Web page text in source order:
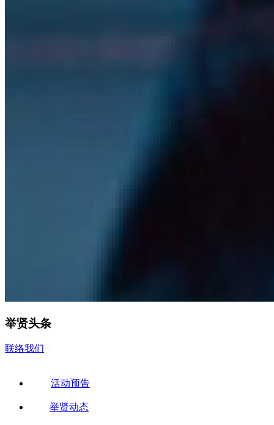
举贤头条
联络我们
活动预告
举贤动态